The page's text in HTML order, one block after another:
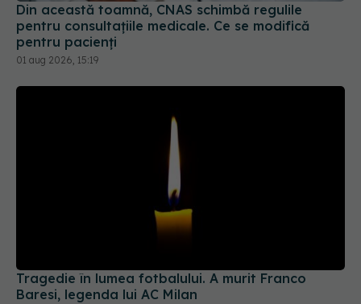
Din această toamnă, CNAS schimbă regulile
pentru consultațiile medicale. Ce se modifică
pentru pacienți
01 aug 2026, 15:19
Tragedie în lumea fotbalului. A murit Franco
Baresi, legenda lui AC Milan